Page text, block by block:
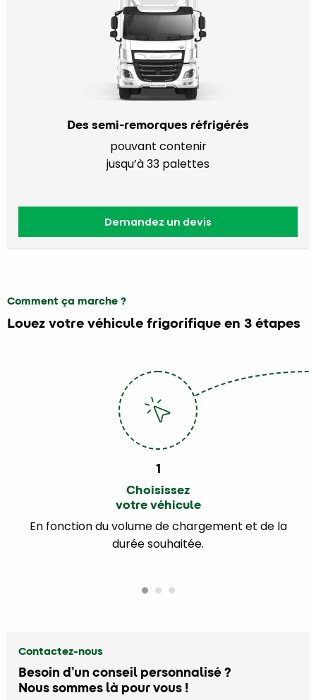
Des semi-remorques réfrigérés
pouvant contenir
jusqu’à 33 palettes
Demandez un devis
Comment ça marche ?
Louez votre véhicule frigorifique en 3 étapes
1
Choisissez
votre véhicule
En fonction du volume de chargement et de la
durée souhaitée.
Contactez-nous
Besoin d’un conseil personnalisé ?
Nous sommes là pour vous !